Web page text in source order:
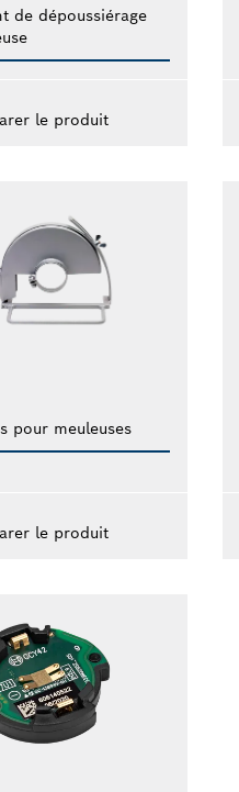
de dépoussiérage
le produit
pour meuleuses
le produit